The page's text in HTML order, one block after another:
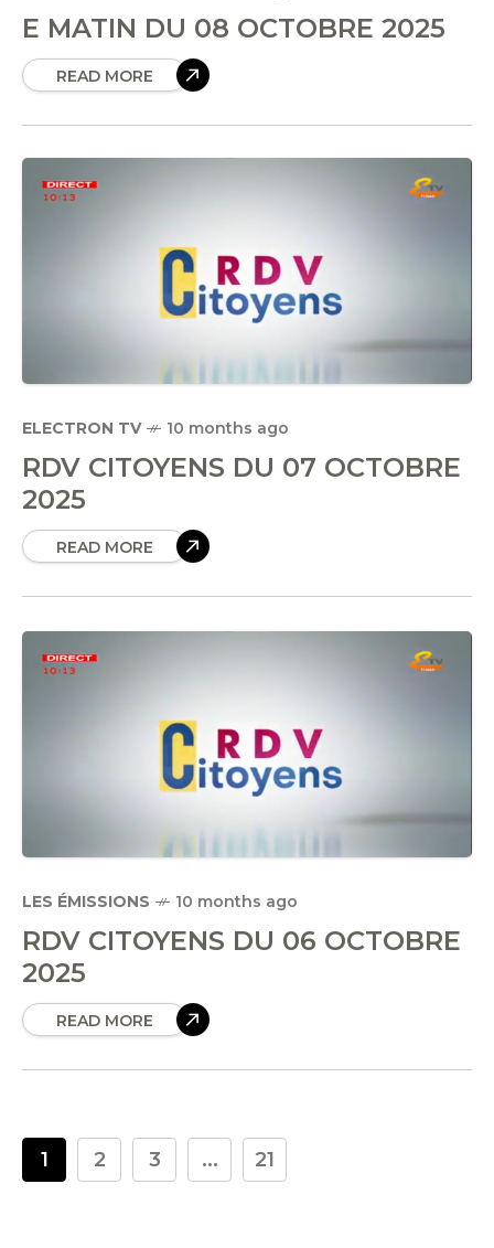
E MATIN DU 08 OCTOBRE 2025
READ MORE
ELECTRON TV 10 months ago
RDV CITOYENS DU 07 OCTOBRE
2025
READ MORE
LES ÉMISSIONS 10 months ago
RDV CITOYENS DU 06 OCTOBRE
2025
READ MORE
1 2 3 ... 21